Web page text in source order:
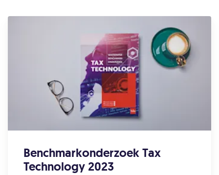
Benchmarkonderzoek Tax
Technology 2023